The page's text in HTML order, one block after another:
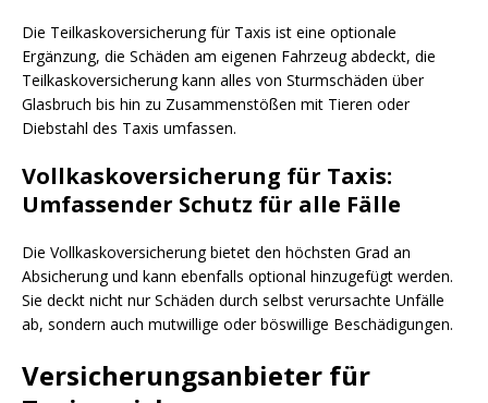
Die Teilkaskoversicherung für Taxis ist eine optionale
Ergänzung, die Schäden am eigenen Fahrzeug abdeckt, die
Teilkaskoversicherung kann alles von Sturmschäden über
Glasbruch bis hin zu Zusammenstößen mit Tieren oder
Diebstahl des Taxis umfassen.
Vollkaskoversicherung für Taxis:
Umfassender Schutz für alle Fälle
Die Vollkaskoversicherung bietet den höchsten Grad an
Absicherung und kann ebenfalls optional hinzugefügt werden.
Sie deckt nicht nur Schäden durch selbst verursachte Unfälle
ab, sondern auch mutwillige oder böswillige Beschädigungen.
Versicherungsanbieter für